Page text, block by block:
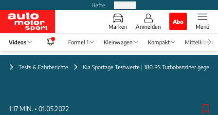
Hefte
Marken Anmelden
Abo
Menü
Videos Formel 1 Kleinwagen Kompakt Mittelklasse
Tests & Fahrberichte Kia Sportage Testwerte | 180 PS Turbobenziner gegen
1:17 MIN. • 01.05.2022